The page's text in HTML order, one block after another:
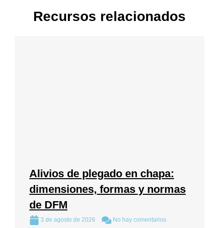
Recursos relacionados
Alivios de plegado en chapa:
dimensiones, formas y normas
de DFM
3 de agosto de 2026 No hay comentarios